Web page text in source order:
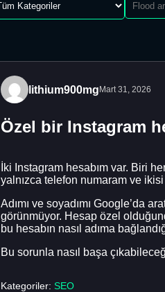
lithium900mg Mart 31, 2026
Özel bir Instagram
İki Instagram hesabım var. Biri
yalnızca telefon numaram ve
Adımı ve soyadımı Google’da
görünmüyor. Hesap özel
bu hesabın nasıl adıma
Bu sorunla nasıl başa
Kategoriler: SEO